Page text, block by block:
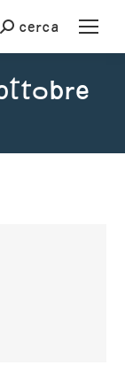
Cercacerca